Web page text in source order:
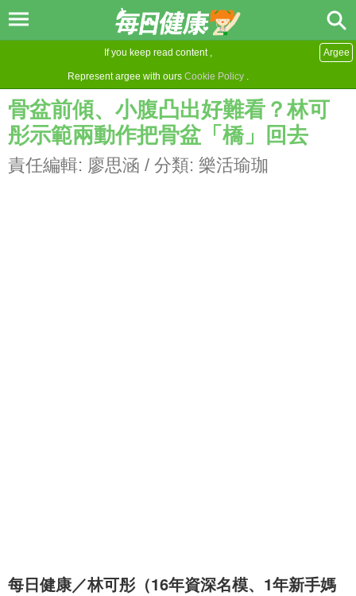
If you keep read content ,
Represent argee with ours Cookie Policy .
Argee
骨盆前傾、小腹凸出好難看？林可
彤示範兩動作把骨盆「橋」回去
責任編輯: 廖思涵 / 分類: 樂活瑜珈
每日健康／林可彤（16年資深名模、1年新手媽